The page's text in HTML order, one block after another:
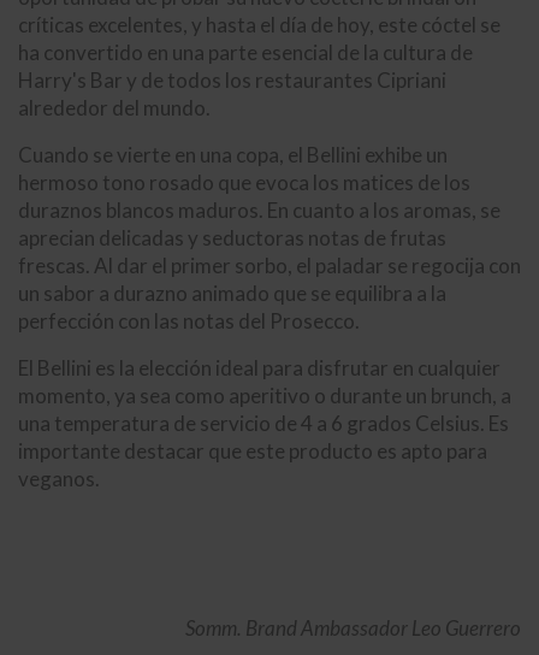
críticas excelentes, y hasta el día de hoy, este cóctel se
ha convertido en una parte esencial de la cultura de
Harry's Bar y de todos los restaurantes Cipriani
alrededor del mundo.
Cuando se vierte en una copa, el Bellini exhibe un
hermoso tono rosado que evoca los matices de los
duraznos blancos maduros. En cuanto a los aromas, se
aprecian delicadas y seductoras notas de frutas
frescas. Al dar el primer sorbo, el paladar se regocija con
un sabor a durazno animado que se equilibra a la
perfección con las notas del Prosecco.
El Bellini es la elección ideal para disfrutar en cualquier
momento, ya sea como aperitivo o durante un brunch, a
una temperatura de servicio de 4 a 6 grados Celsius. Es
importante destacar que este producto es apto para
veganos.
Somm. Brand Ambassador Leo Guerrero